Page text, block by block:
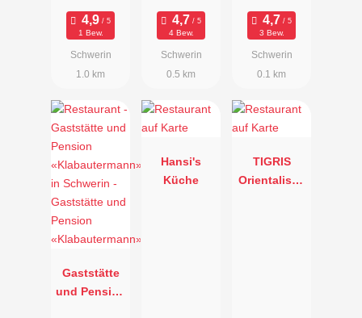
1 Bew.
Schwerin
1.0 km
4 Bew.
Schwerin
0.5 km
Theater
3 Bew.
Schwerin
0.1 km
Gaststätte
und Pension
Hansi's
Küche
TIGRIS
Orientalisch